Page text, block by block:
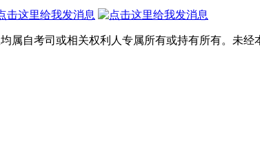
自考司或相关权利人专属所有或持有所有。未经